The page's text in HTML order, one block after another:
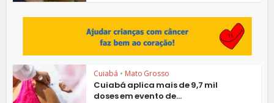
Cuiabá • Mato Grosso
Cuiabá aplica mais de 9,7 mil
doses em evento de...